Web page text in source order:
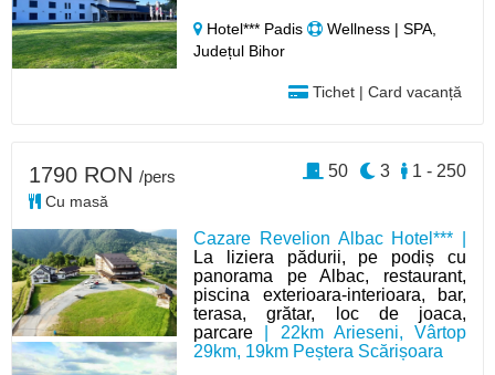
Hotel*** Padis
Wellness | SPA,
Județul Bihor
Tichet | Card vacanță
Cazare Revelion Albac Hotel*** |
La liziera pădurii, pe podiș cu
panorama pe Albac, restaurant,
piscina exterioara-interioara, bar,
terasa, grătar, loc de joaca,
parcare | 22km Arieseni, Vârtop
29km, 19km Peștera Scărișoara
1790 RON /pers
Cu masă
1 - 250
3
50